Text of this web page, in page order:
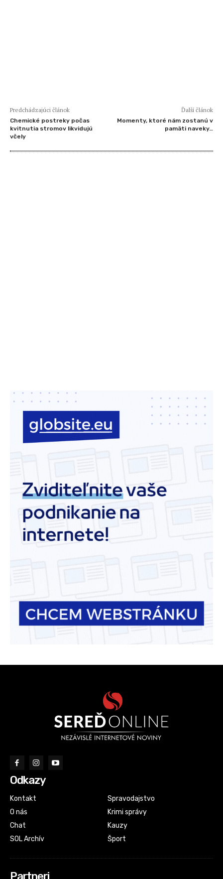
Predchádzajúci článok
Chemické postreky počas
kvitnutia stromov likvidujú
včely
Ďalší článok
Momenty, ktoré nám zostanú v
pamäti naveky…
Odkazy
Kontakt
O nás
Chat
SOL Archív
Spravodajstvo
Krimi správy
Kauzy
Šport
Partneri